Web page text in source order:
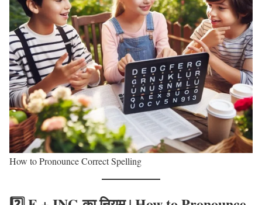
How to Pronounce Correct Spelling